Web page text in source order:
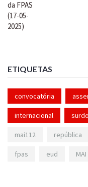
ETIQUETAS
convocatória
internacional
mai112 república
fpas eud